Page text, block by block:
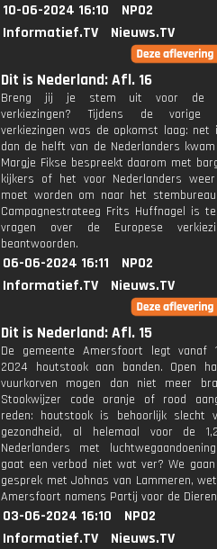
10-06-2024 16:10
NPO2
Informatief.TV
Nieuws.TV
Dit is Nederland: Afl. 16
Breng jij je stem uit voor de
verkiezingen? Tijdens de vorige
verkiezingen was de opkomst laag: net
dan de helft van de Nederlanders kwam
Margje Fikse bespreekt daarom met
kijkers of het voor Nederlanders
moet worden om naar het
Campagnestrateeg Frits Huffnagel is
vragen over de Europese
beantwoorden.
06-06-2024 16:11
NPO2
Informatief.TV
Nieuws.TV
Dit is Nederland: Afl. 15
De gemeente Amersfoort legt vanaf
2024 houtstook aan banden. Open
vuurkorven mogen dan niet meer
Stookwijzer code oranje of rood
reden: houtstook is behoorlijk slecht
gezondheid, al helemaal voor de
Nederlanders met
gaat een verbod niet wat ver? We
gesprek met Johnas van Lammeren,
Amersfoort namens Partij voor de
03-06-2024 16:10
NPO2
Informatief.TV
Nieuws.TV